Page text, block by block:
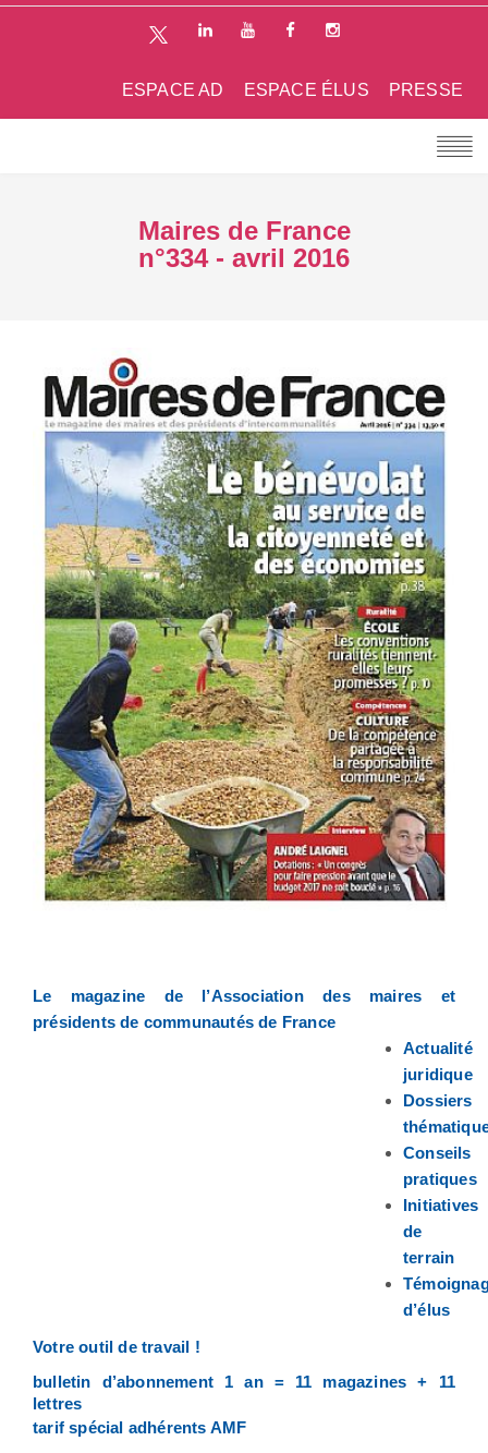
PRESSE
ESPACE ÉLUS
ESPACE AD
Maires de France
n°334 - avril 2016
Le magazine de l’Association des maires et
présidents de communautés de France
Actualité
juridique
Dossiers
Conseils
pratiques
Initiatives
de
terrain
d’élus
Votre outil de travail !
bulletin d’abonnement 1 an = 11 magazines + 11
lettres
tarif spécial adhérents AMF